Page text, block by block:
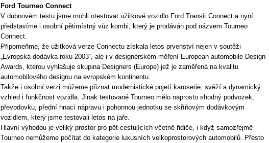
Ford Tourneo Connect
V dubnovém testu jsme mohli otestovat užitkové vozidlo Ford Transit Connect a nyní
představíme i osobní pětimístný vůz kombi, který je prodáván pod názvem Tourneo
Connect.
Připomeňme, že užitková verze Connectu získala letos prvenství nejen v soutěži
„Evropská dodávka roku 2003“, ale i v designérském měření European automobile Design
Awards, kterou vyhlašuje skupina Designers (Europe) jež je zaměřená na kvalitu
automobilového designu na evropském kontinentu.
Takže i osobní verzi můžeme přiznat modernistické pojetí karoserie, svěží a dynamický
vzhled i funkčnost vozidla. Jinak testované Tourneo mělo naprosto shodný podvozek,
převodovku, přední hnací nápravu i pohonnou jednotku se skříňovým dodávkovým
vozidlem, který jsme testovali letos na jaře.
Hlavní výhodou je veliký prostor pro pět cestujících včetně řidiče, i když samozřejmě
Tourneo nemůžeme počítat do kategorie luxusních velkoprostorových automobilů. Přesto